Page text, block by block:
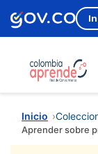
Estás
Inicio
Aprender sobre